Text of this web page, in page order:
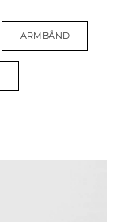
ARMBÅND